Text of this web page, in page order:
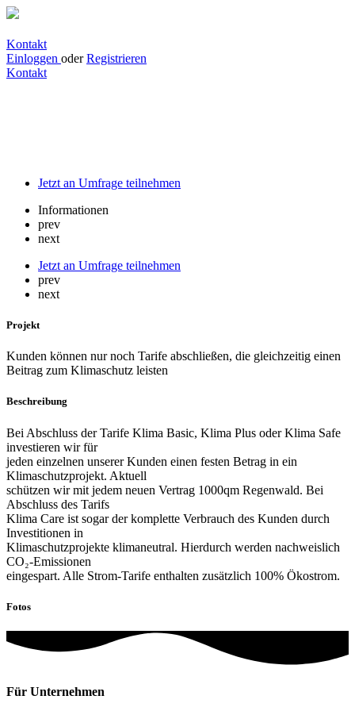
Kontakt
Einloggen oder Registrieren
Kontakt
Jetzt an Umfrage teilnehmen
Informationen
prev
next
Jetzt an Umfrage teilnehmen
prev
next
Projekt
Kunden können nur noch Tarife abschließen, die gleichzeitig einen
Beitrag zum Klimaschutz leisten
Beschreibung
Bei Abschluss der Tarife Klima Basic, Klima Plus oder Klima Safe
investieren wir für
jeden einzelnen unserer Kunden einen festen Betrag in ein
Klimaschutzprojekt. Aktuell
schützen wir mit jedem neuen Vertrag 1000qm Regenwald. Bei
Abschluss des Tarifs
Klima Care ist sogar der komplette Verbrauch des Kunden durch
Investitionen in
Klimaschutzprojekte klimaneutral. Hierdurch werden nachweislich
CO₂-Emissionen
eingespart. Alle Strom-Tarife enthalten zusätzlich 100% Ökostrom.
Fotos
Für Unternehmen